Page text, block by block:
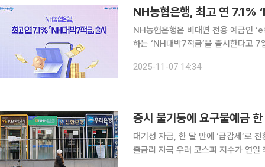
NH농협은행, 최고 연 7.1%
NH농협은행은 비대면 전용 예금인
하는 ‘NH대박7적금’을 출시한다고 7일 밝혔다. NH대박7적금은 오는 12일
2025-11-07 14:34
증시 불기둥에 요구불예금
대기성 자금, 한 달 만에 ‘급감세’로
출금리 자극 우려 코스피 지수가 연일 최고치를 경신하는 가운데, 은행의 대기성 자금인 요구불예금